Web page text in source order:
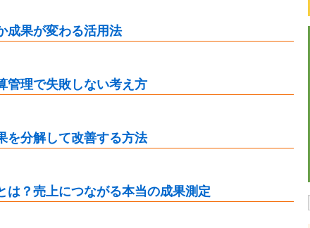
成果が変わる活用法
管理で失敗しない考え方
を分解して改善する方法
は？売上につながる本当の成果測定